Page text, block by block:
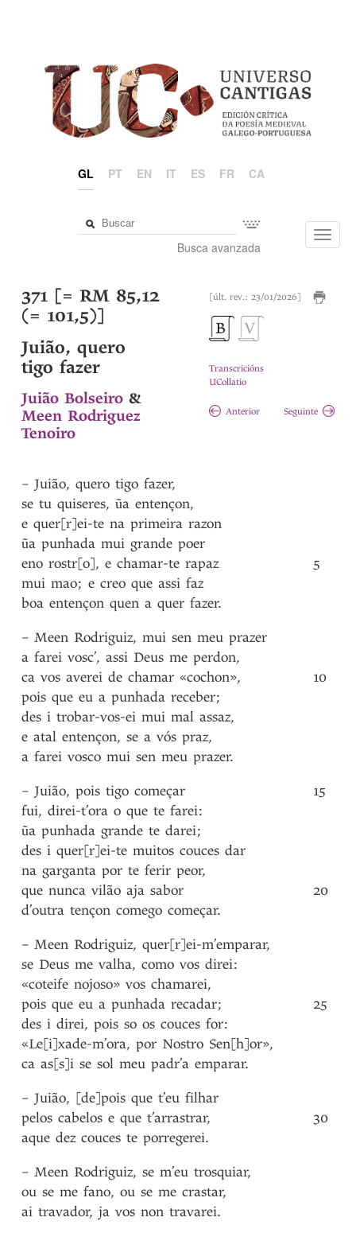
GL PT EN IT ES FR CA
Busca avanzada
[últ. rev.: 23/01/2026]
Transcricións
UCollatio
Anterior Seguinte
371 [= RM 85,12
(= 101,5)]
Juião, quero
tigo fazer
Juião Bolseiro &
Meen Rodriguez
Tenoiro
– Juião, quero tigo fazer,
se tu quiseres, ũa entençon,
e quer[r]ei-te na primeira razon
ũa punhada mui grande poer
eno rostr[o], e chamar-te rapaz
mui mao; e creo que assi faz
boa entençon quen a quer fazer.
– Meen Rodriguiz, mui sen meu prazer
a farei vosc’, assi Deus me perdon,
ca vos averei de chamar «cochon»,
pois que eu a punhada receber;
des i trobar-vos-ei mui mal assaz,
e atal entençon, se a vós praz,
a farei vosco mui sen meu prazer.
– Juião, pois tigo começar
fui, direi-t’ora o que te farei:
ũa punhada grande te darei;
des i quer[r]ei-te muitos couces dar
na garganta por te ferir peor,
que nunca vilão aja sabor
d’outra tençon comego começar.
– Meen Rodriguiz, quer[r]ei-m’emparar,
se Deus me valha, como vos direi:
«coteife nojoso» vos chamarei,
pois que eu a punhada recadar;
des i direi, pois so os couces for:
«Le[i]xade-m’ora, por Nostro Sen[h]or»,
ca as[s]i se sol meu padr’a emparar.
– Juião, [de]pois que t’eu filhar
pelos cabelos e que t’arrastrar,
aque dez couces te porregerei.
– Meen Rodriguiz, se m’eu trosquiar,
ou se me fano, ou se me crastar,
ai travador, ja vos non travarei.
5
10
15
20
25
30